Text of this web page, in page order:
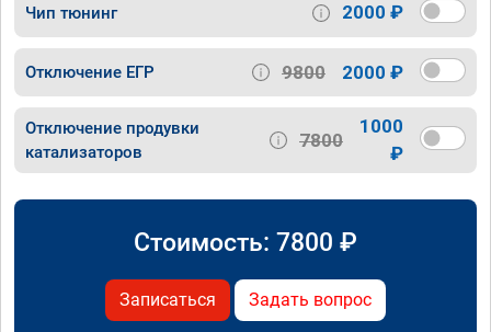
Чип тюнинг 2000 ₽
Отключение ЕГР 9800 2000 ₽
Отключение продувки
катализаторов
7800
1000
₽
Стоимость: 7800 ₽
Записаться Задать вопрос